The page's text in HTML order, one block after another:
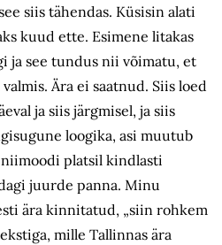
siis tähendas. Küsisin alati
kuud ette. Esimene litakas
ja see tundus nii võimatu, et
Ära ei saatnud. Siis loed
ja siis järgmisel, ja siis
loogika, asi muutub
niimoodi platsil kindlasti
juurde panna. Minu
ära kinnitatud, „siin rohkem
mille Tallinnas ära